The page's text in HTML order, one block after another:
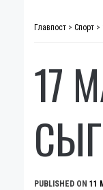
Главпост > Спорт >
17
PUBLISHED ON 11